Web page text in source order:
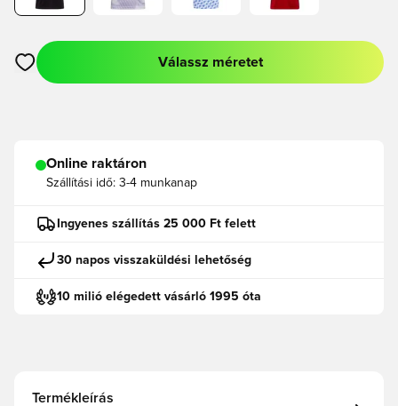
Megnyit egy modált a bejelentkezéshez vagy a tagként való
Válassz méretet
Online raktáron
Szállítási idő: 3-4 munkanap
Ingyenes szállítás 25 000 Ft felett
30 napos visszaküldési lehetőség
10 milió elégedett vásárló 1995 óta
Termékleírás